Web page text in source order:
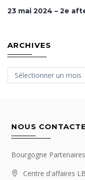
23 mai 2024 – 2e
ARCHIVES
Archives
NOUS
Bourgogne
Centre d'affaires